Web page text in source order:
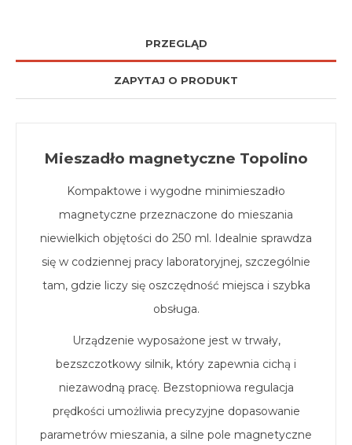
PRZEGLĄD
ZAPYTAJ O PRODUKT
Mieszadło magnetyczne Topolino
Kompaktowe i wygodne minimieszadło
magnetyczne przeznaczone do mieszania
niewielkich objętości do 250 ml. Idealnie sprawdza
się w codziennej pracy laboratoryjnej, szczególnie
tam, gdzie liczy się oszczędność miejsca i szybka
obsługa.
Urządzenie wyposażone jest w trwały,
bezszczotkowy silnik, który zapewnia cichą i
niezawodną pracę. Bezstopniowa regulacja
prędkości umożliwia precyzyjne dopasowanie
parametrów mieszania, a silne pole magnetyczne